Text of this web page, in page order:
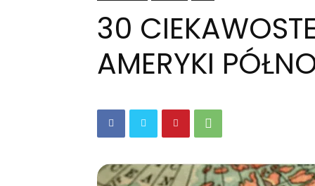
30
AMERYKI